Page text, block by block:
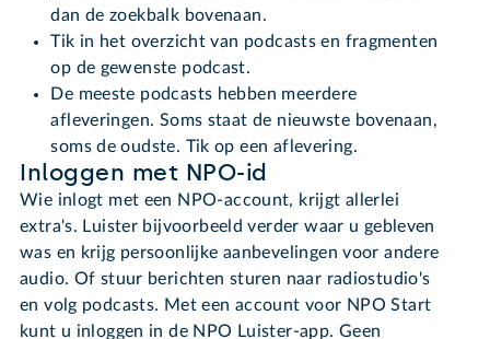
dan de zoekbalk bovenaan.
Tik in het overzicht van podcasts en fragmenten
op de gewenste podcast.
De meeste podcasts hebben meerdere
afleveringen. Soms staat de nieuwste bovenaan,
soms de oudste. Tik op een aflevering.
Inloggen met NPO-id
Wie inlogt met een NPO-account, krijgt allerlei
extra's. Luister bijvoorbeeld verder waar u gebleven
was en krijg persoonlijke aanbevelingen voor andere
audio. Of stuur berichten sturen naar radiostudio's
en volg podcasts. Met een account voor NPO Start
kunt u inloggen in de NPO Luister-app. Geen